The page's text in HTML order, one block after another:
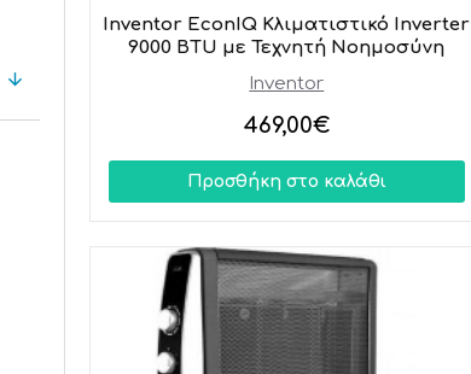
Inventor
Inventor EconIQ Κλιματιστικό Inverter
9000 BTU με Τεχνητή Νοημοσύνη
469,00€
Προσθήκη στο καλάθι